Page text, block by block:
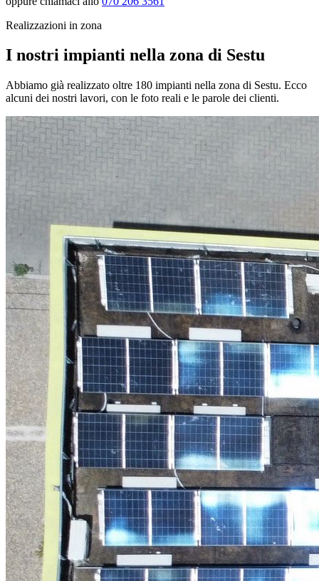
Realizzazioni in zona
I nostri impianti nella zona di Sestu
Abbiamo già realizzato oltre 180 impianti nella zona di Sestu. Ecco
alcuni dei nostri lavori, con le foto reali e le parole dei clienti.